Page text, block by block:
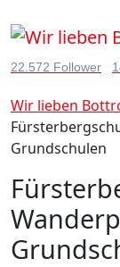
22.572 Follower
Wir lieben
Grundschulen